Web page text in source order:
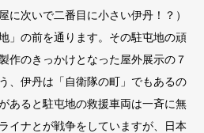
に次いで二番目に小さい伊丹！？）
」の前を通ります。その駐屯地の頑
作のきっかけとなった屋外展示の７
、伊丹は「自衛隊の町」でもあるの
あると駐屯地の救援車両は一斉に無
イナとが戦争をしていますが、日本